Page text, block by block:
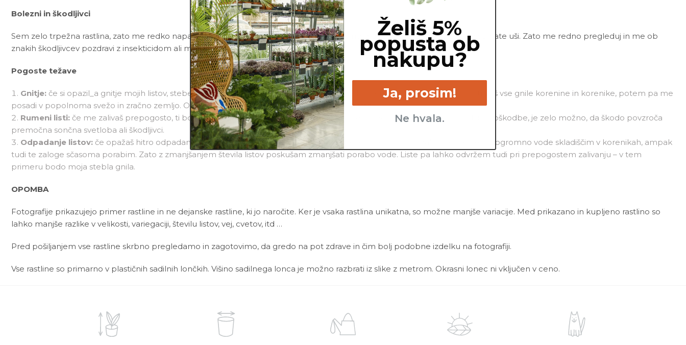
Bolezni in škodljivci
Sem zelo trpežna rastlina, zato me redko napadejo bolezni in škodljivci. Najbolj pogosto me napadejo kaparji, listne uši in volnate uši. Zato me redno pregleduj in me ob
znakih škodljivcev pozdravi z insekticidom ali mešanicoNeem tonikain vode.
Pogoste težave
Gnitje: če si opazil_a gnitje mojih listov, stebel in/ali korenin, si me po vsej verjetnosti prekomerno zalil_a. Prosim, da odstraniš vse gnile korenine in korenike, potem pa me
posadi v popolnoma svežo in zračno zemljo. Od sedaj naprej me, prosim, zalivaj manj pogosto.
Rumeni listi: če me zalivaš prepogosto, ti bom to poskušala pokazati z rumenimi listi. Če poleg rumenih listov opaziš tudi poškodbe, je zelo možno, da škodo povzroča
premočna sončna svetloba ali škodljivci.
Odpadanje listov: če opažaš hitro odpadanje listov, te hočem opozoriti, da si malo preveč pozabil_a na zalivanje. Res je, da ogromno vode skladiščim v korenikah, ampak
tudi te zaloge sčasoma porabim. Zato z zmanjšanjem števila listov poskušam zmanjšati porabo vode. Liste pa lahko odvržem tudi pri prepogostem zalivanju – v tem
primeru bodo moja stebla gnila.
OPOMBA
Fotografije prikazujejo primer rastline in ne dejanske rastline, ki jo naročite. Ker je vsaka rastlina unikatna, so možne manjše variacije. Med prikazano in kupljeno rastlino so
lahko manjše razlike v velikosti, variegaciji, številu listov, vej, cvetov, itd …
Pred pošiljanjem vse rastline skrbno pregledamo in zagotovimo, da gredo na pot zdrave in čim bolj podobne izdelku na fotografiji.
Vse rastline so primarno v plastičnih sadilnih lončkih. Višino sadilnega lonca je možno razbrati iz slike z metrom. Okrasni lonec ni vključen v ceno.
Želiš 5%
popusta ob
nakupu?
Ja, prosim!
Ne hvala.